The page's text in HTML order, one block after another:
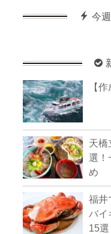
今
【
天橋
選！
め
福井
バイ
15